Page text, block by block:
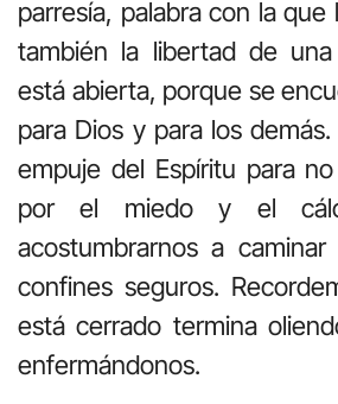
parresía, palabra con la que
también la libertad de
está abierta, porque se
para Dios y para los
empuje del Espíritu para
por el miedo y el
acostumbrarnos a
confines seguros.
está cerrado termina
enfermándonos.